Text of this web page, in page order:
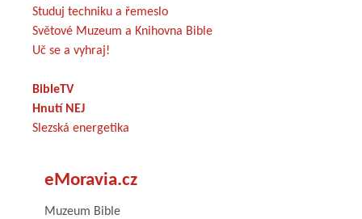
Studuj techniku a řemeslo
Světové Muzeum a Knihovna Bible
Uč se a vyhraj!
BibleTV
Hnutí NEJ
Slezská energetika
eMoravia.cz
Muzeum Bible